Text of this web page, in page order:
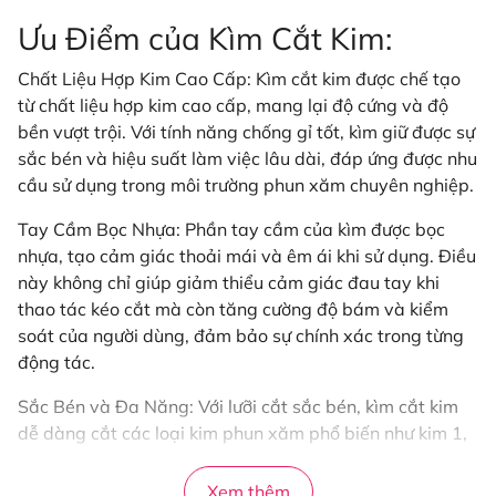
Ưu Điểm của Kìm Cắt Kim:
Chất Liệu Hợp Kim Cao Cấp: Kìm cắt kim được chế tạo
từ chất liệu hợp kim cao cấp, mang lại độ cứng và độ
bền vượt trội. Với tính năng chống gỉ tốt, kìm giữ được sự
sắc bén và hiệu suất làm việc lâu dài, đáp ứng được nhu
cầu sử dụng trong môi trường phun xăm chuyên nghiệp.
Tay Cầm Bọc Nhựa: Phần tay cầm của kìm được bọc
nhựa, tạo cảm giác thoải mái và êm ái khi sử dụng. Điều
này không chỉ giúp giảm thiểu cảm giác đau tay khi
thao tác kéo cắt mà còn tăng cường độ bám và kiểm
soát của người dùng, đảm bảo sự chính xác trong từng
động tác.
Sắc Bén và Đa Năng: Với lưỡi cắt sắc bén, kìm cắt kim
dễ dàng cắt các loại kim phun xăm phổ biến như kim 1,